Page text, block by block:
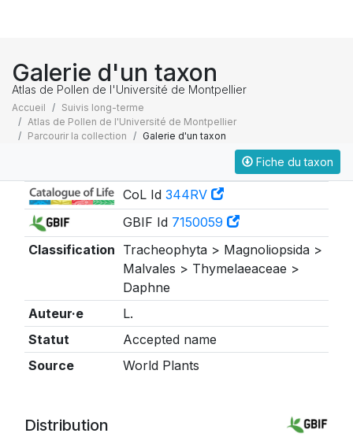
Galerie d'un taxon
Atlas de Pollen de l'Université de Montpellier
Accueil
Suivis long-terme
Atlas de Pollen de l'Université de Montpellier
Parcourir la collection
Galerie d'un taxon
Fiche du taxon
CoL Id 344RV
GBIF Id 7150059
Classification Tracheophyta > Magnoliopsida >
Malvales > Thymelaeaceae >
Daphne
Auteur·e
L.
Statut
Accepted name
Source
World Plants
Distribution